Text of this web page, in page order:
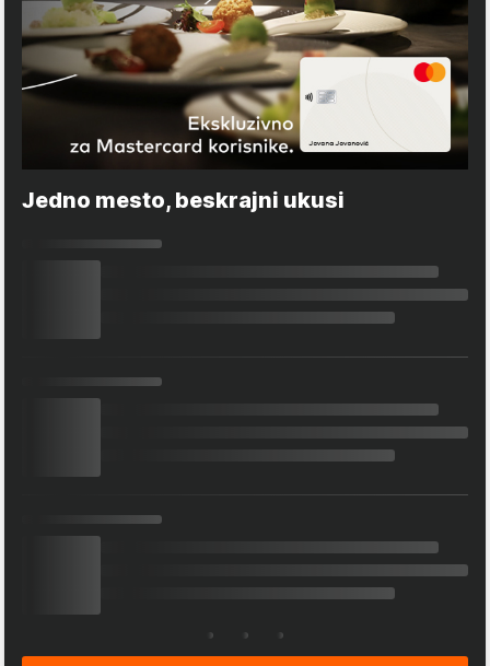
Jedno mesto, beskrajni ukusi